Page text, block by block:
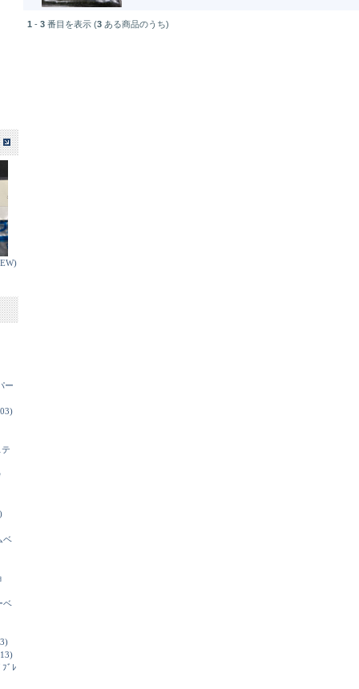
ー
ベ
ベ
ﾌﾞﾚ
1 - 3 番目を表示 (3 ある商品のうち)